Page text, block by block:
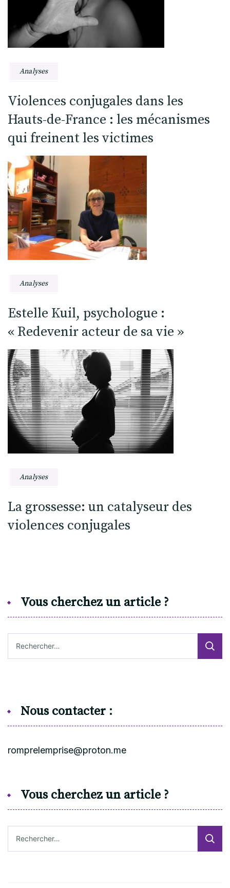
Analyses
Violences conjugales dans les
Hauts-de-France : les mécanismes
qui freinent les victimes
Analyses
Estelle Kuil, psychologue :
« Redevenir acteur de sa vie »
Analyses
La grossesse: un catalyseur des
violences conjugales
Vous cherchez un article ?
Nous contacter :
romprelemprise@proton.me
Vous cherchez un article ?